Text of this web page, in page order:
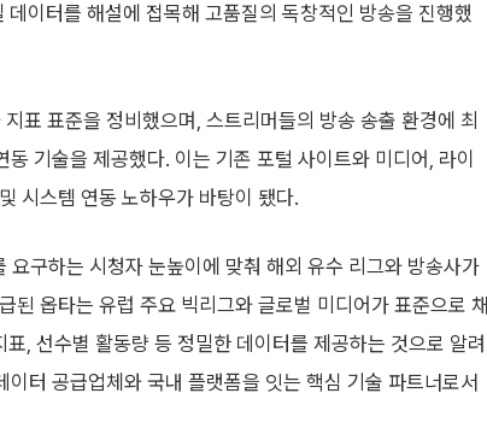
이터를 해설에 접목해 고품질의 독창적인 방송을 진행했
표 표준을 정비했으며, 스트리머들의 방송 송출 환경에 최
기술을 제공했다. 이는 기존 포털 사이트와 미디어, 라이
시스템 연동 노하우가 바탕이 됐다.
구하는 시청자 눈높이에 맞춰 해외 유수 리그와 방송사가
옵타는 유럽 주요 빅리그와 글로벌 미디어가 표준으로 채
, 선수별 활동량 등 정밀한 데이터를 제공하는 것으로 알려
터 공급업체와 국내 플랫폼을 잇는 핵심 기술 파트너로서